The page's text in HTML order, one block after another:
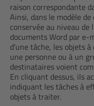
raison correspondante
Ainsi, dans le modèle
conservée au niveau
documents Word par
d'une tâche, les objets
une personne ou à un
destinataires voient
En cliquant dessus, ils
indiquant les tâches à
objets à traiter.